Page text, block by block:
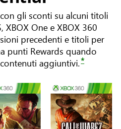
gli sconti su alcuni titoli
XBOX One e XBOX 360
precedenti e titoli per
punti Rewards quando
aggiuntivi.*